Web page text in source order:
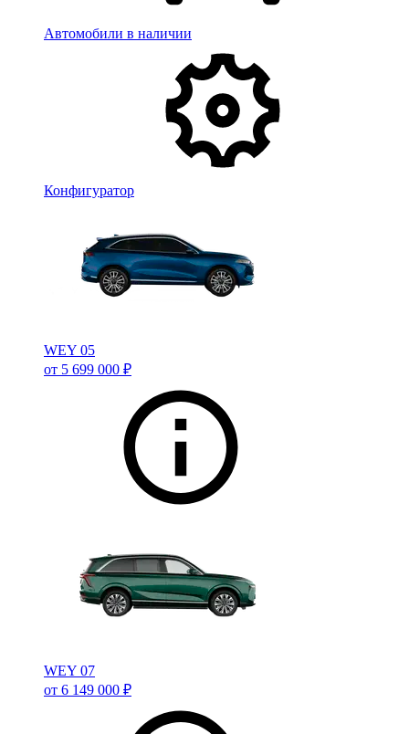
Автомобили в наличии
Конфигуратор
WEY 05
от 5 699 000 ₽
WEY 07
от 6 149 000 ₽